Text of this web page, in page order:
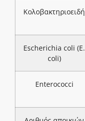
Κολοβακτηριοειδή
Escherichia coli (E.
coli)
Enterococci